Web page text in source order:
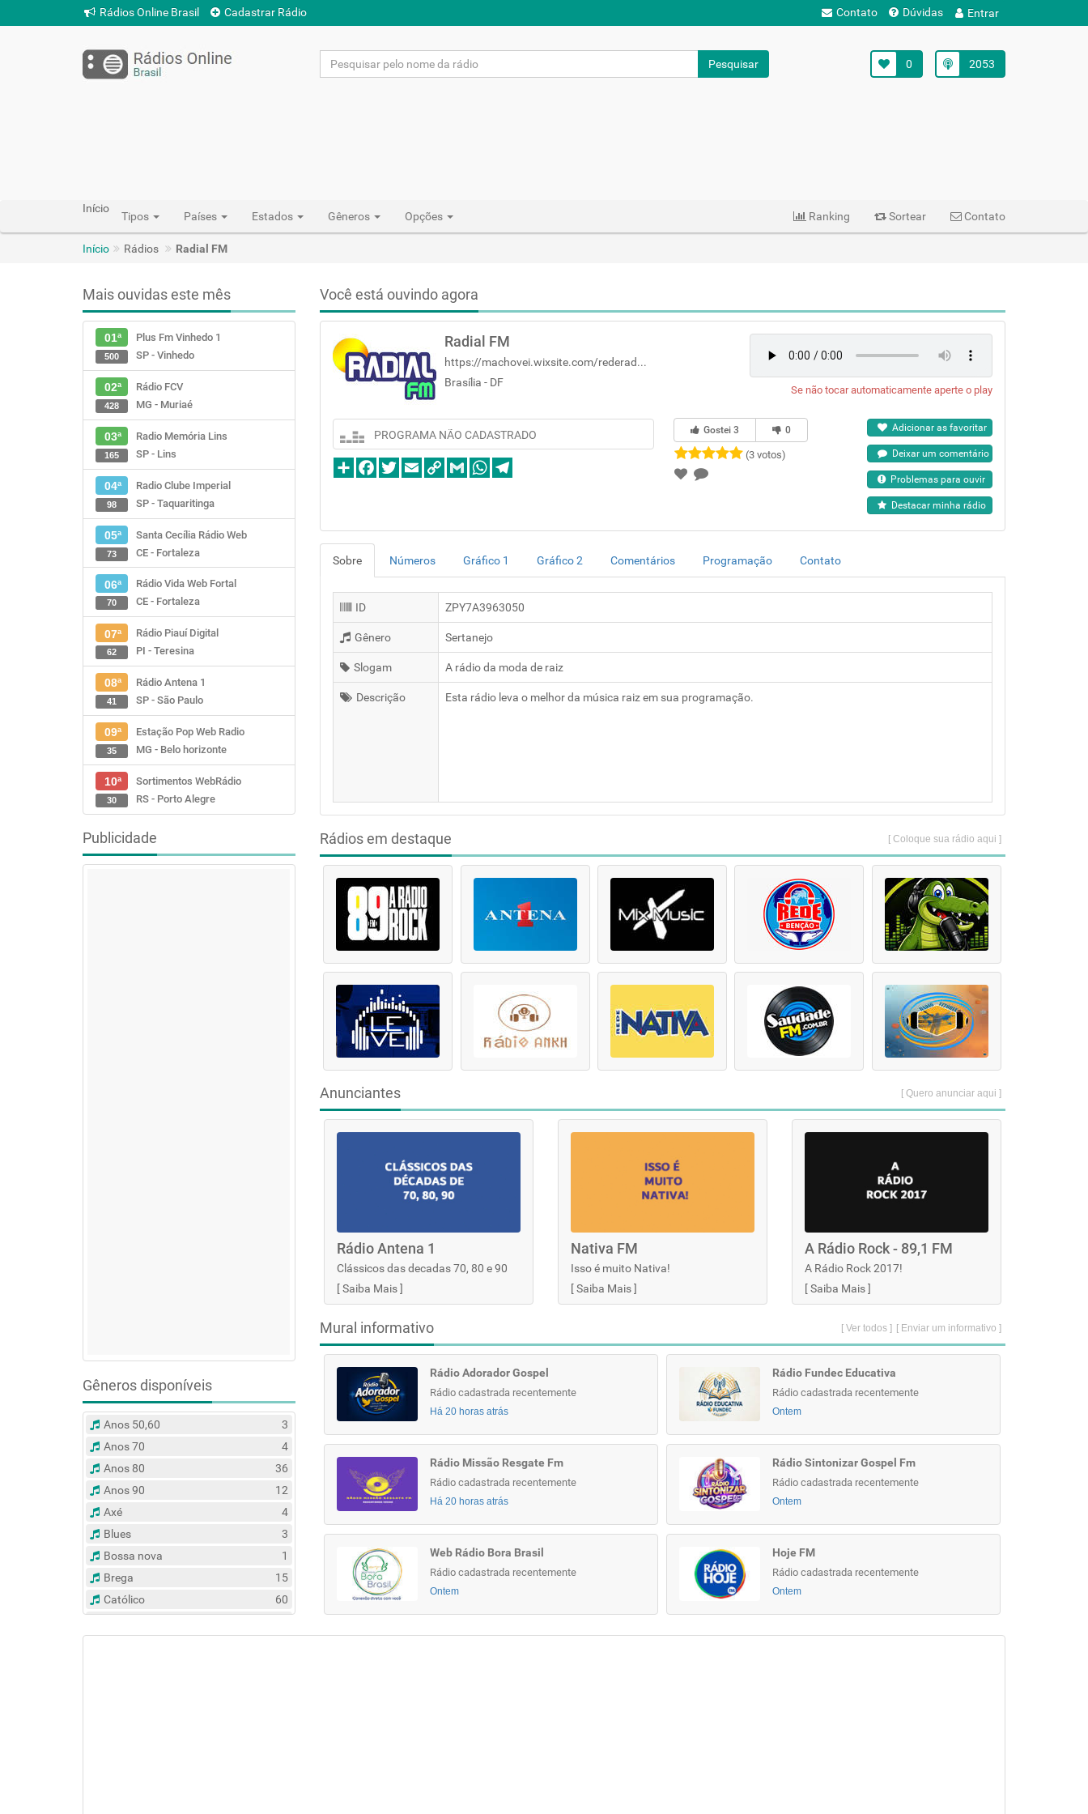
Rádios Online Brasil Cadastrar Rádio Contato Dúvidas Entrar
Pesquisar 2053
0
Início
Tipos Países Estados Gêneros Opções Ranking Sortear Contato
Início Rádios Radial FM
Mais ouvidas este mês
01ª
Plus Fm Vinhedo 1
SP - Vinhedo
500
02ª
Rádio FCV
MG - Muriaé
428
03ª
Radio Memória Lins
SP - Lins
165
04ª
Radio Clube Imperial
SP - Taquaritinga
98
05ª
Santa Cecília Rádio Web
CE - Fortaleza
73
06ª
Rádio Vida Web Fortal
CE - Fortaleza
70
07ª
Rádio Piauí Digital
PI - Teresina
62
08ª
Rádio Antena 1
SP - São Paulo
41
09ª
Estação Pop Web Radio
MG - Belo horizonte
35
10ª
Sortimentos WebRádio
RS - Porto Alegre
30
Publicidade
Gêneros disponíveis
Anos 50,60
3
Anos 70
4
Anos 80
36
Anos 90
12
Axé
4
Blues
3
Bossa nova
1
Brega
15
Católico
60
Você está ouvindo agora
Radial FM
https://machovei.wixsite.com/rederadial
Brasília - DF
Se não tocar automaticamente aperte o play
PROGRAMA NÃO CADASTRADO Gostei3 0
(3 votos)
Adicionar as favoritar
Deixar um comentário
Problemas para ouvir
Destacar minha rádio
Sobre Números Gráfico 1 Gráfico 2 Comentários Programação Contato
ID ZPY7A3963050
Gênero Sertanejo
Slogam A rádio da moda de raiz
Descrição Esta rádio leva o melhor da música raiz em sua programação.
Rádios em destaque [ Coloque sua rádio aqui ]
Anunciantes [ Quero anunciar aqui ]
Rádio Antena 1
Clássicos das decadas 70, 80 e 90
[Saiba Mais]
Nativa FM
Isso é muito Nativa!
[Saiba Mais]
A Rádio Rock - 89,1 FM
A Rádio Rock 2017!
[Saiba Mais]
Mural informativo [ Enviar um informativo ]
[ Ver todos ]
Rádio Adorador Gospel
Rádio cadastrada recentemente
Há 20 horas atrás
Rádio Fundec Educativa
Rádio cadastrada recentemente
Ontem
Rádio Missão Resgate Fm
Rádio cadastrada recentemente
Há 20 horas atrás
Rádio Sintonizar Gospel Fm
Rádio cadastrada recentemente
Ontem
Web Rádio Bora Brasil
Rádio cadastrada recentemente
Ontem
Hoje FM
Rádio cadastrada recentemente
Ontem